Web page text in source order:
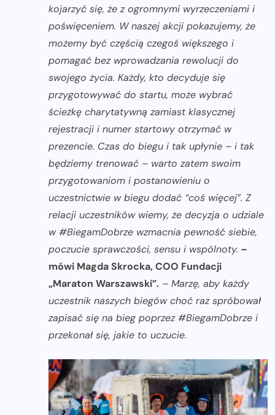
kojarzyć się, że z ogromnymi wyrzeczeniami i
poświęceniem. W naszej akcji pokazujemy, że
możemy być częścią czegoś większego i
pomagać bez wprowadzania rewolucji do
swojego życia. Każdy, kto decyduje się
przygotowywać do startu, może wybrać
ścieżkę charytatywną zamiast klasycznej
rejestracji i numer startowy otrzymać w
prezencie. Czas do biegu i tak upłynie – i tak
będziemy trenować – warto zatem swoim
przygotowaniom i postanowieniu o
uczestnictwie w biegu dodać “coś więcej”. Z
relacji uczestników wiemy, że decyzja o udziale
w #BiegamDobrze wzmacnia pewność siebie,
poczucie sprawczości, sensu i wspólnoty. –
mówi Magda Skrocka, COO Fundacji
„Maraton Warszawski”. – Marzę, aby każdy
uczestnik naszych biegów choć raz spróbował
zapisać się na bieg poprzez #BiegamDobrze i
przekonał się, jakie to uczucie.